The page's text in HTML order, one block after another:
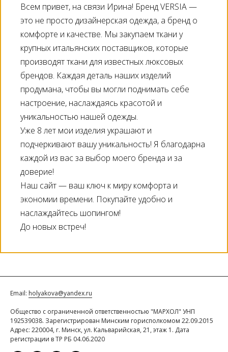
Всем привет, на связи Ирина! Бренд VERSIA —
это не просто дизайнерская одежда, а бренд о
комфорте и качестве. Мы закупаем ткани у
крупных итальянских поставщиков, которые
производят ткани для известных люксовых
брендов. Каждая деталь наших изделий
продумана, чтобы вы могли поднимать себе
настроение, наслаждаясь красотой и
уникальностью нашей одежды.
Уже 8 лет мои изделия украшают и
подчеркивают вашу уникальность! Я благодарна
каждой из вас за выбор моего бренда и за
доверие!
Наш сайт — ваш ключ к миру комфорта и
экономии времени. Покупайте удобно и
наслаждайтесь шопингом!
До новых встреч!
Email: holyakova@yandex.ru
Общество с ограниченной ответственностью "МАРХОЛ" УНП
192539038. Зарегистрирован Минским горисполкомом 22.09.2015
Адрес: 220004, г. Минск, ул. Кальварийская, 21, этаж 1. Дата
регистрации в ТР РБ 04.06.2020